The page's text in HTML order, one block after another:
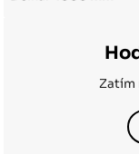
Zatím